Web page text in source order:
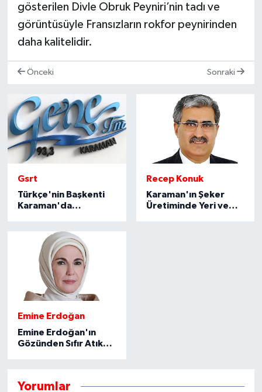
gösterilen Divle Obruk Peyniri’nin tadı ve
görüntüsüyle Fransızların rokfor peynirinden
daha kalitelidir.
Önceki Sonraki
Gsrt
Türkçe'nin Başkenti
Karaman'da
Recep Konuk
Karaman'ın Şeker
Üretiminde Yeri ve
Emine Erdoğan
Emine Erdoğan'ın
Gözünden Sıfır Atık
Yorumlar